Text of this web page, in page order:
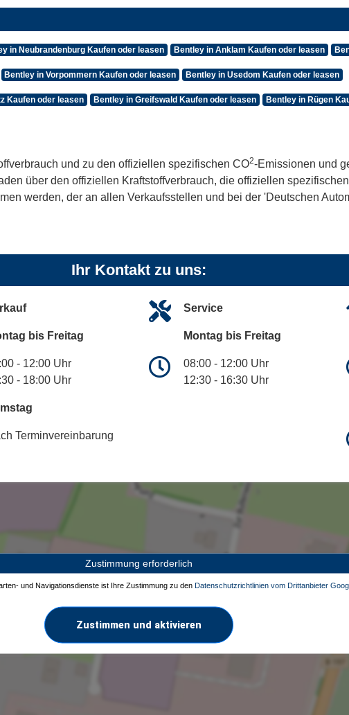
in Neubrandenburg Kaufen oder leasen Bentley in Anklam Kaufen oder leasen
Bentley in Vorpommern Kaufen oder leasen Bentley in Usedom Kaufen oder leasen
Kaufen oder leasen Bentley in Greifswald Kaufen oder leasen Bentley in Rügen
und zu den offiziellen spezifischen CO2-Emissionen und
über den offiziellen Kraftstoffverbrauch, die offiziellen
werden, der an allen Verkaufsstellen und bei der 'Deutschen
Ihr Kontakt zu uns:
bis Freitag
- 12:00 Uhr
- 18:00 Uhr
Terminvereinbarung
Service
Montag bis Freitag
08:00 - 12:00 Uhr
12:30 - 16:30 Uhr
Zustimmung erforderlich
und Navigationsdienste ist Ihre Zustimmung zu den Datenschutzrichtlinien vom Drittanbieter
Zustimmen und aktivieren